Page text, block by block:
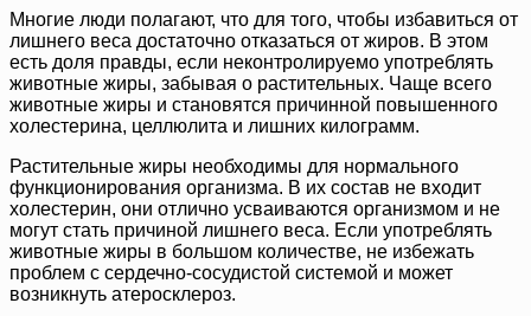
Многие люди полагают, что для того, чтобы избавиться от
лишнего веса достаточно отказаться от жиров. В этом
есть доля правды, если неконтролируемо употреблять
животные жиры, забывая о растительных. Чаще всего
животные жиры и становятся причинной повышенного
холестерина, целлюлита и лишних килограмм.
Растительные жиры необходимы для нормального
функционирования организма. В их состав не входит
холестерин, они отлично усваиваются организмом и не
могут стать причиной лишнего веса. Если употреблять
животные жиры в большом количестве, не избежать
проблем с сердечно-сосудистой системой и может
возникнуть атеросклероз.